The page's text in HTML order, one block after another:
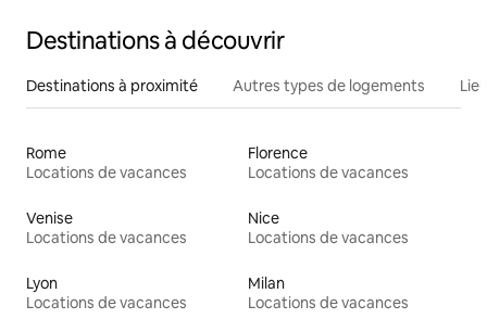
Destinations à découvrir
Destinations à proximité Autres types de logements
Rome
Locations de vacances
Florence
Locations de vacances
Venise
Locations de vacances
Nice
Locations de vacances
Lyon
Locations de vacances
Milan
Locations de vacances